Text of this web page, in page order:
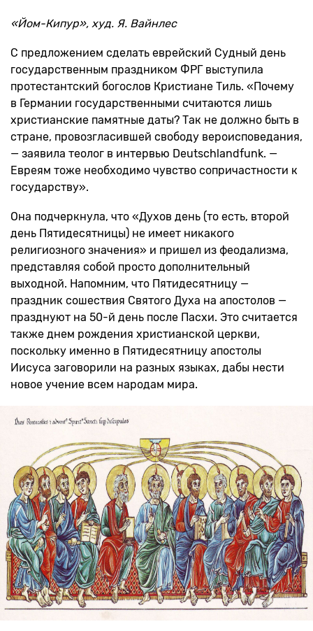
«Йом-Кипур», худ. Я. Вайнлес
С предложением сделать еврейский Судный день
государственным праздником ФРГ выступила
протестантский богослов Кристиане Тиль. «Почему
в Германии государственными считаются лишь
христианские памятные даты? Так не должно быть в
стране, провозгласившей свободу вероисповедания,
— заявила теолог в интервью Deutschlandfunk. —
Евреям тоже необходимо чувство сопричастности к
государству».
Она подчеркнула, что «Духов день (то есть, второй
день Пятидесятницы) не имеет никакого
религиозного значения» и пришел из феодализма,
представляя собой просто дополнительный
выходной. Напомним, что Пятидесятницу —
праздник сошествия Святого Духа на апостолов —
празднуют на 50-й день после Пасхи. Это считается
также днем рождения христианской церкви,
поскольку именно в Пятидесятницу апостолы
Иисуса заговорили на разных языках, дабы нести
новое учение всем народам мира.